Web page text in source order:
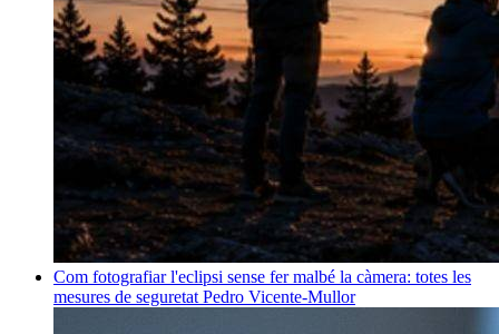
Com fotografiar l'eclipsi sense fer malbé la càmera: totes les
mesures de seguretat Pedro Vicente-Mullor